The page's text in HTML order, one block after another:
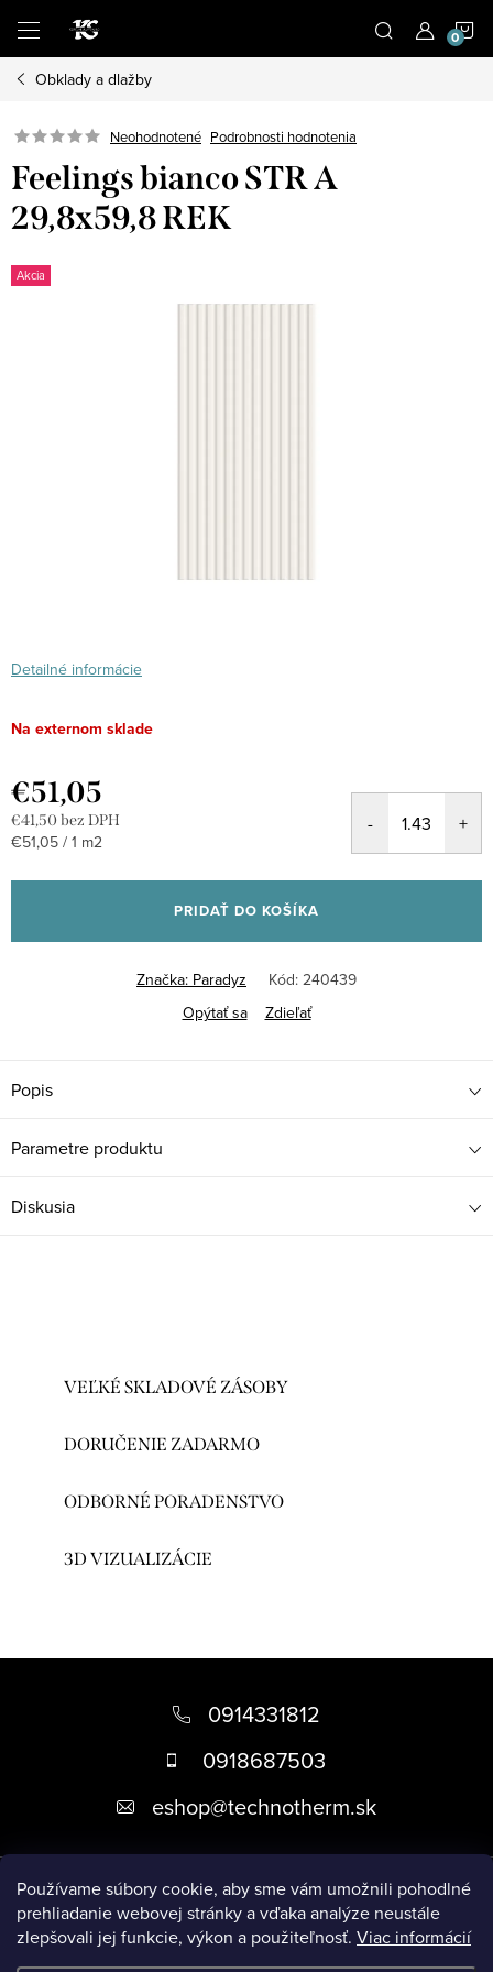
Používame súbory cookie, aby sme vám umožnili pohodlné
prehliadanie webovej stránky a vďaka analýze neustále
zlepšovali jej funkcie, výkon a použiteľnosť. Viac informácií
obsah
Obklady a dlažby
Neohodnotené Podrobnosti hodnotenia
Feelings bianco STR A
29,8x59,8 REK
Akcia
Detailné informácie
Na externom sklade
€51,05
€41,50 bez DPH
Jednotková
€51,05 / 1 m2
PRIDAŤ DO KOŠÍKA
Značka: Paradyz Kód: 240439
Opýtať sa
Zdieľať
Popis
Parametre produktu
Diskusia
VEĽKÉ SKLADOVÉ ZÁSOBY
DORUČENIE ZADARMO
ODBORNÉ PORADENSTVO
3D VIZUALIZÁCIE
i
0914331812
0918687503
eshop@technotherm.sk
Informácie
Prijímame online platby